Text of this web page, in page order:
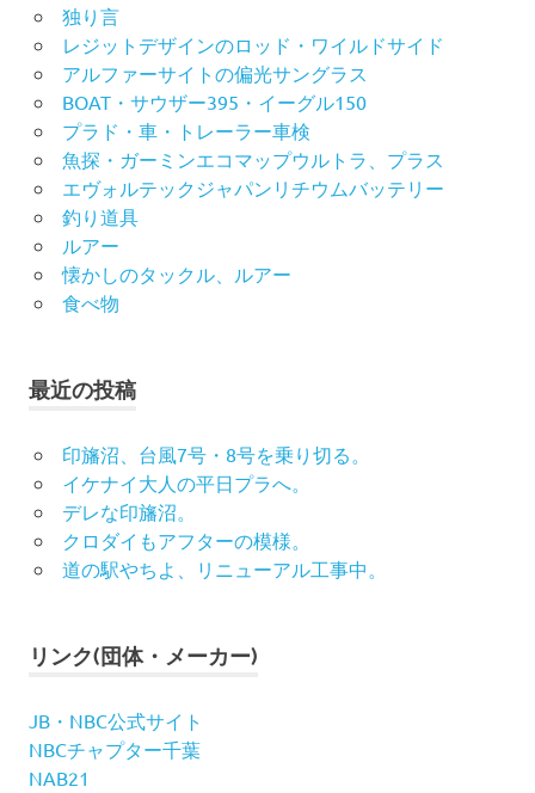
独り言
レジットデザインのロッド・ワイルドサイド
アルファーサイトの偏光サングラス
BOAT・サウザー395・イーグル150
プラド・車・トレーラー車検
魚探・ガーミンエコマップウルトラ、プラス
エヴォルテックジャパンリチウムバッテリー
釣り道具
ルアー
懐かしのタックル、ルアー
食べ物
最近の投稿
印旛沼、台風7号・8号を乗り切る。
イケナイ大人の平日プラへ。
デレな印旛沼。
クロダイもアフターの模様。
道の駅やちよ、リニューアル工事中。
リンク(団体・メーカー)
JB・NBC公式サイト
NBCチャプター千葉
NAB21